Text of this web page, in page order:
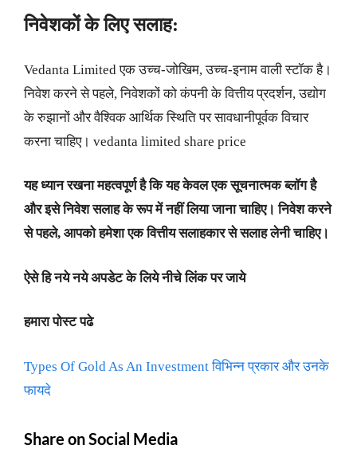
निवेशकों के लिए सलाह:
Vedanta Limited एक उच्च-जोखिम, उच्च-इनाम वाली स्टॉक है।
निवेश करने से पहले, निवेशकों को कंपनी के वित्तीय प्रदर्शन, उद्योग
के रुझानों और वैश्विक आर्थिक स्थिति पर सावधानीपूर्वक विचार
करना चाहिए। vedanta limited share price
यह ध्यान रखना महत्वपूर्ण है कि यह केवल एक सूचनात्मक ब्लॉग है
और इसे निवेश सलाह के रूप में नहीं लिया जाना चाहिए। निवेश करने
से पहले, आपको हमेशा एक वित्तीय सलाहकार से सलाह लेनी चाहिए।
ऐसे हि नये नये अपडेट के लिये नीचे लिंक पर जाये
हमारा पोस्ट पढे
Types Of Gold As An Investment विभिन्न प्रकार और उनके
फायदे
Share on Social Media